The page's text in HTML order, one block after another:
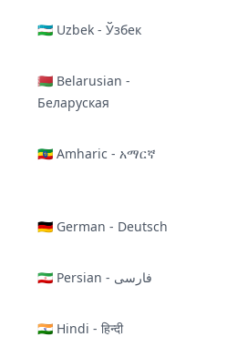
🇺🇿 Uzbek - Ўзбек
🇧🇾 Belarusian -
Беларуская
🇪🇹 Amharic - አማርኛ
🇩🇪 German - Deutsch
🇮🇷 Persian - فارسی
🇮🇳 Hindi - हिन्दी